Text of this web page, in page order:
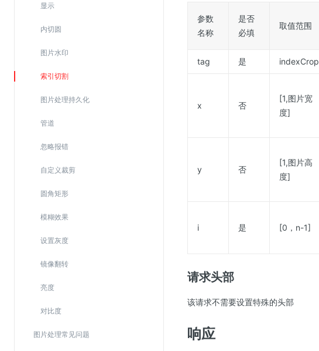
显示
内切圆
图片水印
索引切割
图片处理持久化
管道
忽略报错
自定义裁剪
圆角矩形
模糊效果
设置灰度
镜像翻转
亮度
对比度
图片处理常见问题
参数
名称
是否
必填
取值范围
tag 是 indexCrop
x 否
[1,图片宽
度]
y 否
[1,图片高
度]
i 是 [0，n-1]
请求头部
该请求不需要设置特殊的头部
响应